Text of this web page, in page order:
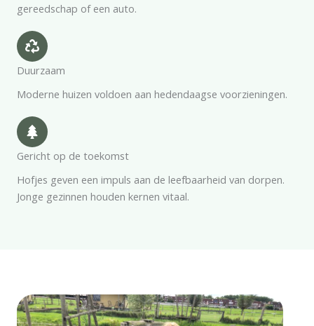
gereedschap of een auto.
Duurzaam
Moderne huizen voldoen aan hedendaagse voorzieningen.
Gericht op de toekomst
Hofjes geven een impuls aan de leefbaarheid van dorpen.
Jonge gezinnen houden kernen vitaal.